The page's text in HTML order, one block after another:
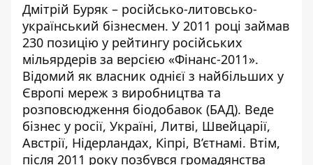
Дмітрій Буряк – російсько-литовсько-
український бізнесмен. У 2011 році займав
230 позицію у рейтингу російських
мільярдерів за версією «Фінанс-2011».
Відомий як власник однієї з найбільших у
Європі мереж з виробництва та
розповсюдження біодобавок (БАД). Веде
бізнес у росії, Україні, Литві, Швейцарії,
Австрії, Нідерландах, Кіпрі, В’єтнамі. Втім,
після 2011 року позбувся громадянства